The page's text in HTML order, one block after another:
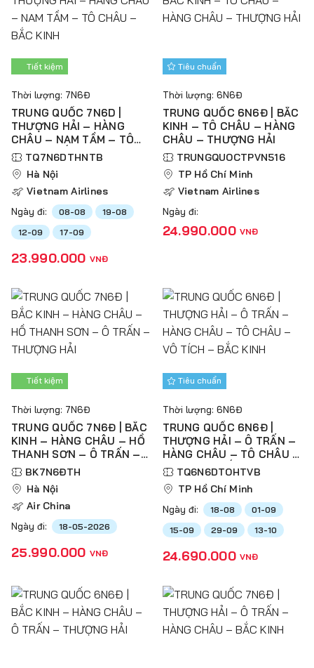
Tiết kiệm
Thời lượng: 7N6Đ
TRUNG QUỐC 7N6D |
THƯỢNG HẢI – HÀNG
CHÂU – NAM TẦM – TÔ
CHÂU – BẮC KINH
TQ7N6DTHNTB
Hà Nội
Vietnam Airlines
Ngày đi: 08-08
19-08
12-09
17-09
23.990.000 VNĐ
Tiêu chuẩn
Thời lượng: 6N6Đ
TRUNG QUỐC 6N6Đ | BẮC
KINH – TÔ CHÂU – HÀNG
CHÂU – THƯỢNG HẢI
TRUNGQUOCTPVN516
TP Hồ Chí Minh
Vietnam Airlines
Ngày đi:
24.990.000 VNĐ
Tiết kiệm
Thời lượng: 7N6Đ
TRUNG QUỐC 7N6Đ | BẮC
KINH – HÀNG CHÂU – HỒ
THANH SƠN – Ô TRẤN –
THƯỢNG HẢI
BK7N6ĐTH
Hà Nội
Air China
Ngày đi: 18-05-2026
25.990.000 VNĐ
Tiêu chuẩn
Thời lượng: 6N6Đ
TRUNG QUỐC 6N6Đ |
THƯỢNG HẢI – Ô TRẤN –
HÀNG CHÂU – TÔ CHÂU –
VÔ TÍCH – BẮC KINH
TQ6N6DTOHTVB
TP Hồ Chí Minh
Ngày đi: 18-08
01-09
15-09
29-09 13-10
24.690.000 VNĐ